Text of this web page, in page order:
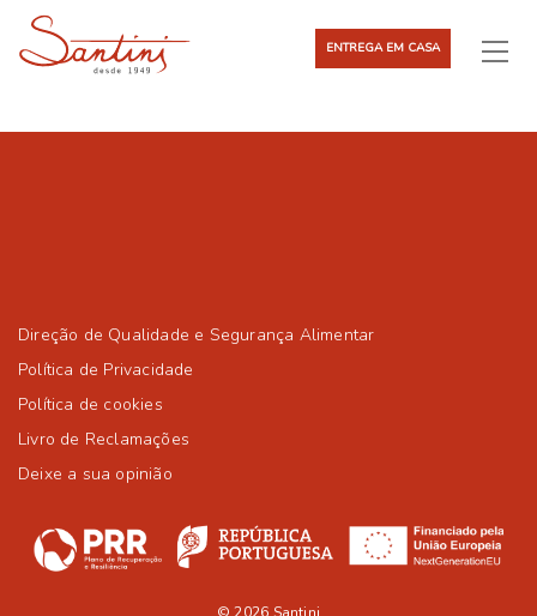
ENTREGA EM CASA
Direção de Qualidade e Segurança Alimentar
Política de Privacidade
Política de cookies
Livro de Reclamações
Deixe a sua opinião